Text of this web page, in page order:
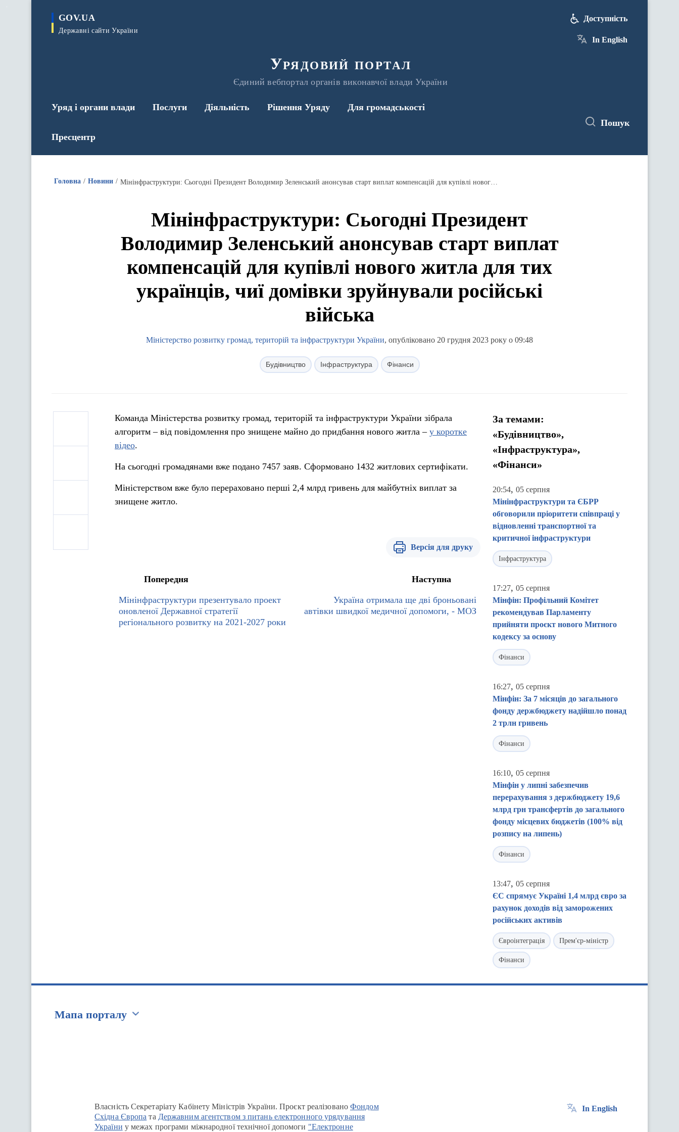
GOV.UA
Державні сайти України
Урядовий портал
Єдиний вебпортал органів виконавчої влади України
Доступність
In English
Уряд і органи влади Послуги Діяльність Рішення Уряду Для громадськості
Пресцентр
Пошук
Головна Новини Мінінфраструктури: Сьогодні Президент Володимир Зеленський анонсував старт виплат компенсацій для купівлі нового житла для тих українців, чиї домівки зруйнували російські війська
Мінінфраструктури: Сьогодні Президент
Володимир Зеленський анонсував старт виплат
компенсацій для купівлі нового житла для тих
українців, чиї домівки зруйнували російські
війська
Міністерство розвитку громад, територій та інфраструктури України, опубліковано 20 грудня 2023 року о 09:48
Будівництво Інфраструктура Фінанси
Команда Міністерства розвитку громад, територій та інфраструктури України зібрала
алгоритм – від повідомлення про знищене майно до придбання нового житла – у коротке
відео.
На сьогодні громадянами вже подано 7457 заяв. Сформовано 1432 житлових сертифікати.
Міністерством вже було перераховано перші 2,4 млрд гривень для майбутніх виплат за
знищене житло.
Версія для друку
Попередня
Мінінфраструктури презентувало проект
оновленої Державної стратегії
регіонального розвитку на 2021-2027 роки
Наступна
Україна отримала ще дві броньовані
автівки швидкої медичної допомоги, - МОЗ
За темами:
«Будівництво»,
«Інфраструктура»,
«Фінанси»
20:54, 05 серпня
Мінінфраструктури та ЄБРР
обговорили пріоритети співпраці у
відновленні транспортної та
критичної інфраструктури
Інфраструктура
17:27, 05 серпня
Мінфін: Профільний Комітет
рекомендував Парламенту
прийняти проєкт нового Митного
кодексу за основу
Фінанси
16:27, 05 серпня
Мінфін: За 7 місяців до загального
фонду держбюджету надійшло понад
2 трлн гривень
Фінанси
16:10, 05 серпня
Мінфін у липні забезпечив
перерахування з держбюджету 19,6
млрд грн трансфертів до загального
фонду місцевих бюджетів (100% від
розпису на липень)
Фінанси
13:47, 05 серпня
ЄС спрямує Україні 1,4 млрд євро за
рахунок доходів від заморожених
російських активів
Євроінтеграція Прем'єр-міністр
Фінанси
Мапа порталу
Власність Секретаріату Кабінету Міністрів України. Проєкт реалізованоФондом
Східна Європа та Державним агентством з питань електронного урядування
України у межах програми міжнародної технічної допомоги "Електронне
In English